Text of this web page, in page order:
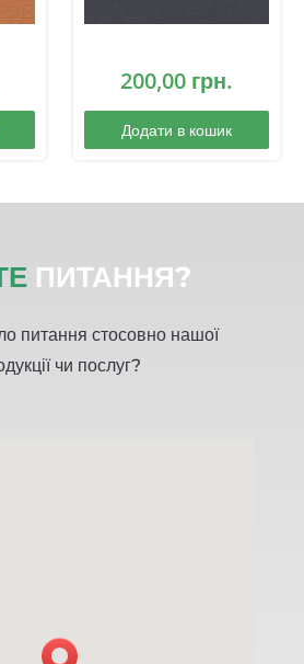
200,00 грн.
Додати в кошик
ПИТАННЯ?
питання стосовно нашої
чи послуг?